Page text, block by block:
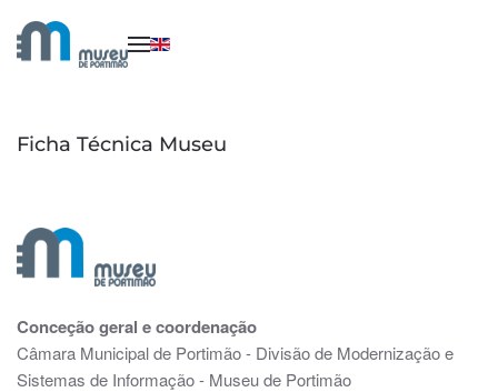
Saltar para o conteúdo principal
Ficha Técnica Museu
Conceção geral e coordenação
Câmara Municipal de Portimão - Divisão de Modernização e
Sistemas de Informação - Museu de Portimão